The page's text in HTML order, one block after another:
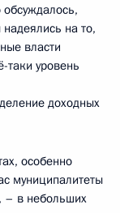
обсуждалось,
на то,
власти
таки уровень
доходных
особенно
муниципалитеты
– в небольших